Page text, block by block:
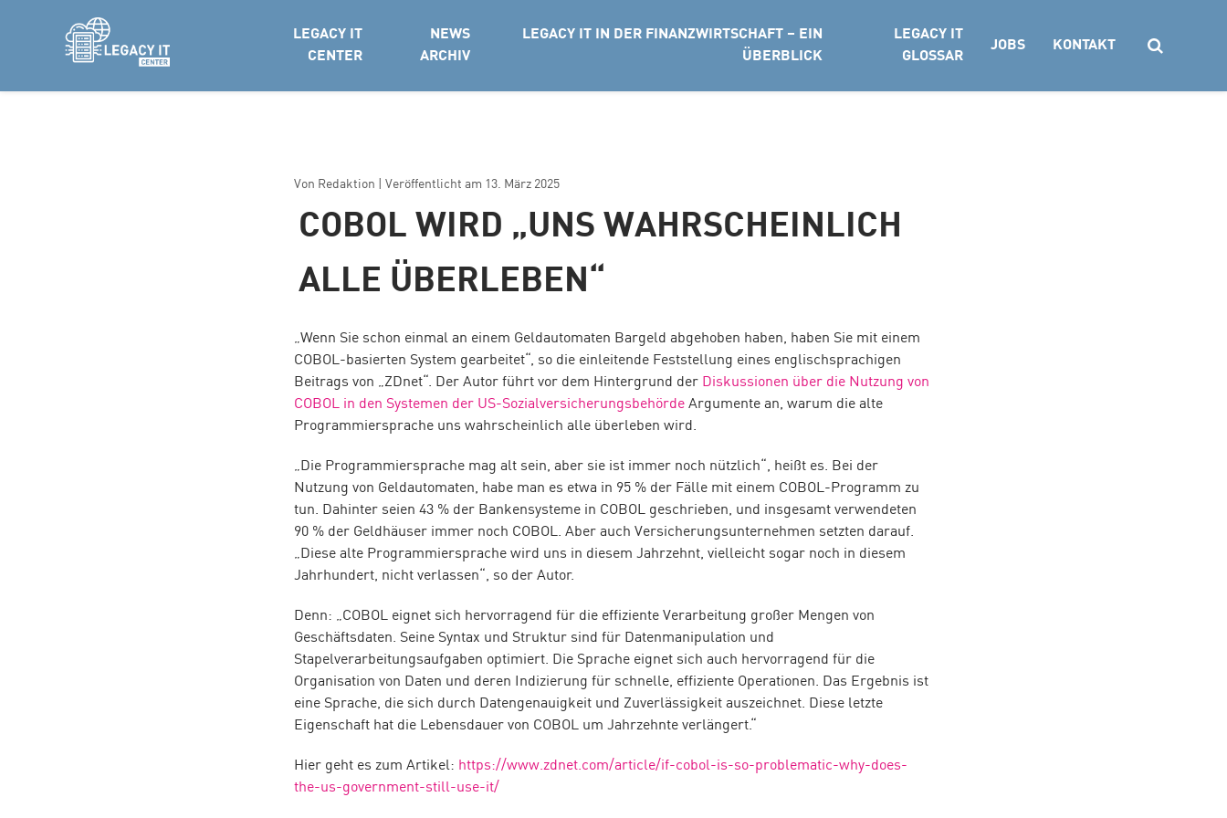
LEGACY IT
CENTER
NEWS
ARCHIV
LEGACY IT IN DER FINANZWIRTSCHAFT – EIN
ÜBERBLICK
LEGACY IT
GLOSSAR
JOBS KONTAKT
Von Redaktion | Veröffentlicht am 13. März 2025
COBOL WIRD „UNS WAHRSCHEINLICH
ALLE ÜBERLEBEN“
„Wenn Sie schon einmal an einem Geldautomaten Bargeld abgehoben haben, haben Sie mit einem
COBOL-basierten System gearbeitet“, so die einleitende Feststellung eines englischsprachigen
Beitrags von „ZDnet“. Der Autor führt vor dem Hintergrund der Diskussionen über die Nutzung von
COBOL in den Systemen der US-Sozialversicherungsbehörde Argumente an, warum die alte
Programmiersprache uns wahrscheinlich alle überleben wird.
„Die Programmiersprache mag alt sein, aber sie ist immer noch nützlich“, heißt es. Bei der
Nutzung von Geldautomaten, habe man es etwa in 95 % der Fälle mit einem COBOL-Programm zu
tun. Dahinter seien 43 % der Bankensysteme in COBOL geschrieben, und insgesamt verwendeten
90 % der Geldhäuser immer noch COBOL. Aber auch Versicherungsunternehmen setzten darauf.
„Diese alte Programmiersprache wird uns in diesem Jahrzehnt, vielleicht sogar noch in diesem
Jahrhundert, nicht verlassen“, so der Autor.
Denn: „COBOL eignet sich hervorragend für die effiziente Verarbeitung großer Mengen von
Geschäftsdaten. Seine Syntax und Struktur sind für Datenmanipulation und
Stapelverarbeitungsaufgaben optimiert. Die Sprache eignet sich auch hervorragend für die
Organisation von Daten und deren Indizierung für schnelle, effiziente Operationen. Das Ergebnis ist
eine Sprache, die sich durch Datengenauigkeit und Zuverlässigkeit auszeichnet. Diese letzte
Eigenschaft hat die Lebensdauer von COBOL um Jahrzehnte verlängert.“
Hier geht es zum Artikel: https://www.zdnet.com/article/if-cobol-is-so-problematic-why-does-
the-us-government-still-use-it/